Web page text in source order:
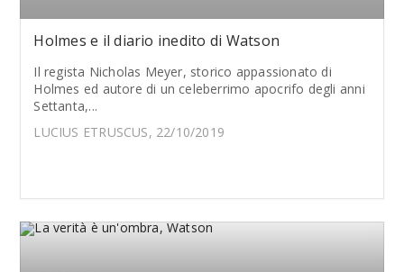
Holmes e il diario inedito di Watson
Il regista Nicholas Meyer, storico appassionato di
Holmes ed autore di un celeberrimo apocrifo degli anni
Settanta,...
LUCIUS ETRUSCUS, 22/10/2019